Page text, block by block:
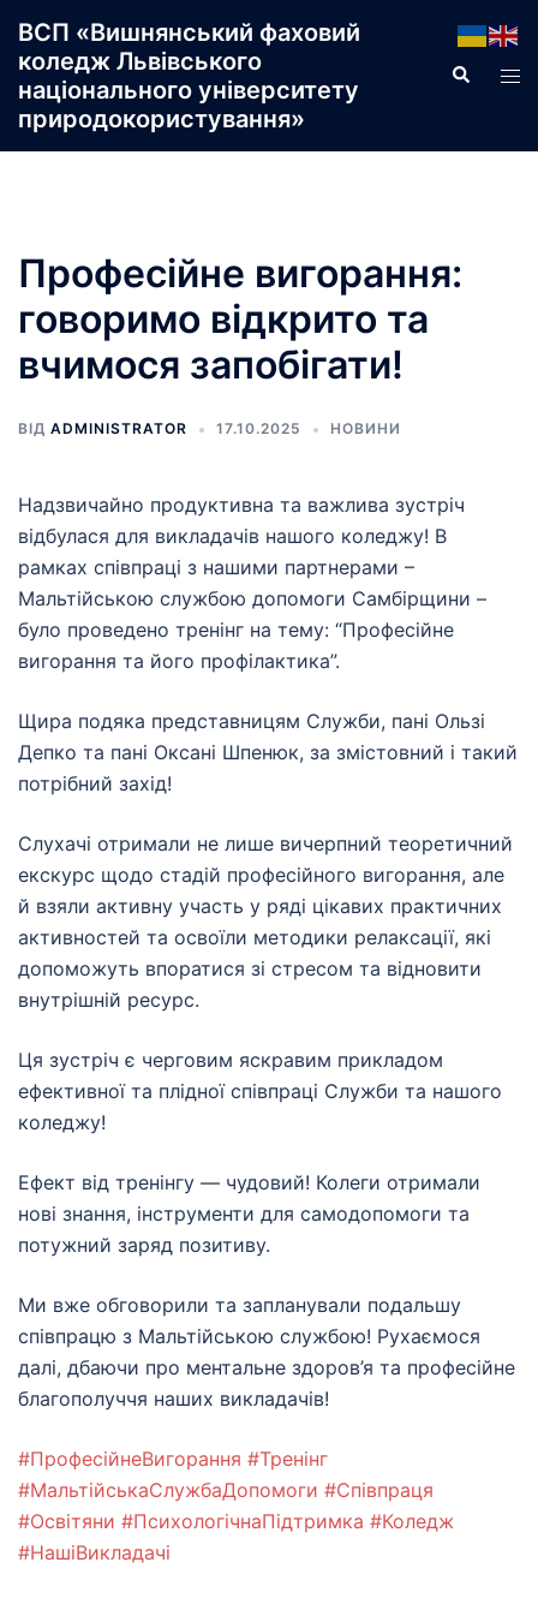
до
вмісту
ВСП «Вишнянський фаховий
коледж Львівського
національного університету
природокористування»
Пошук
Професійне вигорання:
говоримо відкрито та
вчимося запобігати!
ВІД ADMINISTRATOR 17.10.2025 НОВИНИ
Надзвичайно продуктивна та важлива зустріч
відбулася для викладачів нашого коледжу! В
рамках співпраці з нашими партнерами –
Мальтійською службою допомоги Самбірщини –
було проведено тренінг на тему: “Професійне
вигорання та його профілактика”.
Щира подяка представницям Служби, пані Ользі
Депко та пані Оксані Шпенюк, за змістовний і такий
потрібний захід!
Слухачі отримали не лише вичерпний теоретичний
екскурс щодо стадій професійного вигорання, але
й взяли активну участь у ряді цікавих практичних
активностей та освоїли методики релаксації, які
допоможуть впоратися зі стресом та відновити
внутрішній ресурс.
Ця зустріч є черговим яскравим прикладом
ефективної та плідної співпраці Служби та нашого
коледжу!
Ефект від тренінгу — чудовий! Колеги отримали
нові знання, інструменти для самодопомоги та
потужний заряд позитиву.
Ми вже обговорили та запланували подальшу
співпрацю з Мальтійською службою! Рухаємося
далі, дбаючи про ментальне здоров’я та професійне
благополуччя наших викладачів!
#ПрофесійнеВигорання #Тренінг
#МальтійськаСлужбаДопомоги #Співпраця
#Освітяни #ПсихологічнаПідтримка #Коледж
#НашіВикладачі